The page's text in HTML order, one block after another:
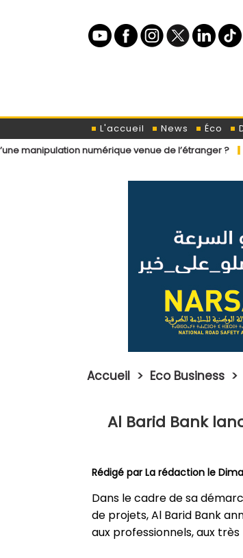
L'accueil News Éco
numérique venue de l’étranger ?
Loi de
Accueil > Eco Business >
Al Barid Bank
Rédigé par La rédaction le
Dans le cadre de sa
de projets, Al Barid Bank
aux professionnels, aux